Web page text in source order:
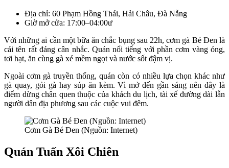
Địa chỉ: 60 Phạm Hồng Thái, Hải Châu, Đà Nẵng
Giờ mở cửa: 17:00–04:00ư
Với những ai cần một bữa ăn chắc bụng sau 22h, cơm gà Bé Đen là
cái tên rất đáng cân nhắc. Quán nổi tiếng với phần cơm vàng óng,
tơi hạt, ăn cùng gà xé mềm ngọt và nước sốt đậm vị.
Ngoài cơm gà truyền thống, quán còn có nhiều lựa chọn khác như
gà quay, gỏi gà hay súp ăn kèm. Vì mở đến gần sáng nên đây là
điểm dừng chân quen thuộc của khách du lịch, tài xế đường dài lẫn
người dân địa phương sau các cuộc vui đêm.
Cơm Gà Bé Đen (Nguồn: Internet)
Quán Tuấn Xôi Chiên